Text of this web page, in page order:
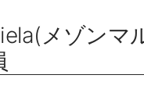
メゾンマ